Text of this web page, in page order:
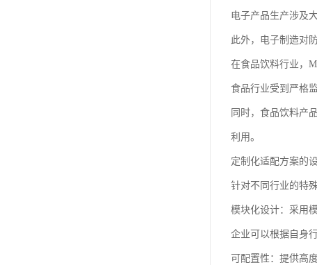
电子产品生产涉及
此外，电子制造对
在食品饮料行业，
食品行业受到严格
同时，食品饮料产
利用。
定制化适配方案的
针对不同行业的特
模块化设计：采用
企业可以根据自身
可配置性：提供高